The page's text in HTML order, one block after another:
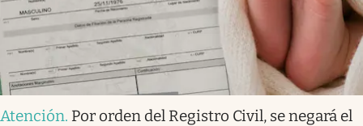
Atención. Por orden del Registro Civil, se negará el